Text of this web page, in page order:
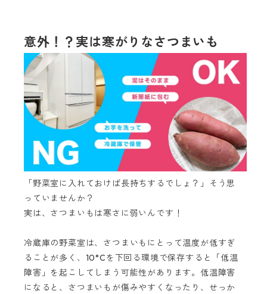
意外！？実は寒がりなさつまいも
「野菜室に入れておけば長持ちするでしょ？」そう思
っていませんか？
実は、さつまいもは寒さに弱いんです！
冷蔵庫の野菜室は、さつまいもにとって温度が低すぎ
ることが多く、10°Cを下回る環境で保存すると「低温
障害」を起こしてしまう可能性があります。低温障害
になると、さつまいもが傷みやすくなったり、せっか